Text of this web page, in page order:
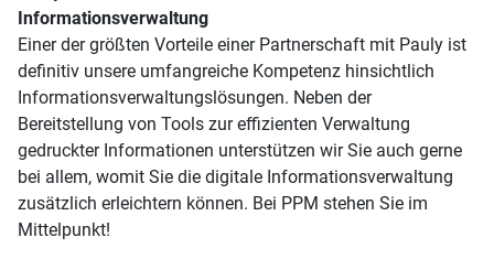
Informationsverwaltung
Einer der größten Vorteile einer Partnerschaft mit Pauly ist
definitiv unsere umfangreiche Kompetenz hinsichtlich
Informationsverwaltungslösungen. Neben der
Bereitstellung von Tools zur effizienten Verwaltung
gedruckter Informationen unterstützen wir Sie auch gerne
bei allem, womit Sie die digitale Informationsverwaltung
zusätzlich erleichtern können. Bei PPM stehen Sie im
Mittelpunkt!